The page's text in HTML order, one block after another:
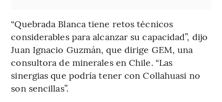
“Quebrada Blanca tiene retos técnicos
considerables para alcanzar su capacidad”, dijo
Juan Ignacio Guzmán, que dirige GEM, una
consultora de minerales en Chile. “Las
sinergias que podría tener con Collahuasi no
son sencillas”.